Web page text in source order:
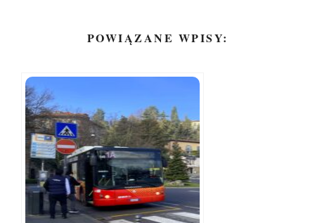
POWIĄZANE WPISY: